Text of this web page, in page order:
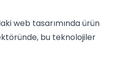
web tasarımında ürün
bu teknolojiler